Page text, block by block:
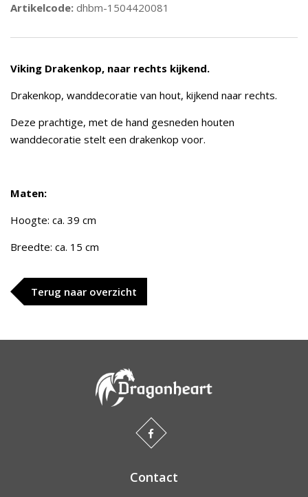
Artikelcode: dhbm-1504420081
Viking Drakenkop, naar rechts kijkend.
Drakenkop, wanddecoratie van hout, kijkend naar rechts.
Deze prachtige, met de hand gesneden houten
wanddecoratie stelt een drakenkop voor.
Maten:
Hoogte: ca. 39 cm
Breedte: ca. 15 cm
Terug naar overzicht
Contact